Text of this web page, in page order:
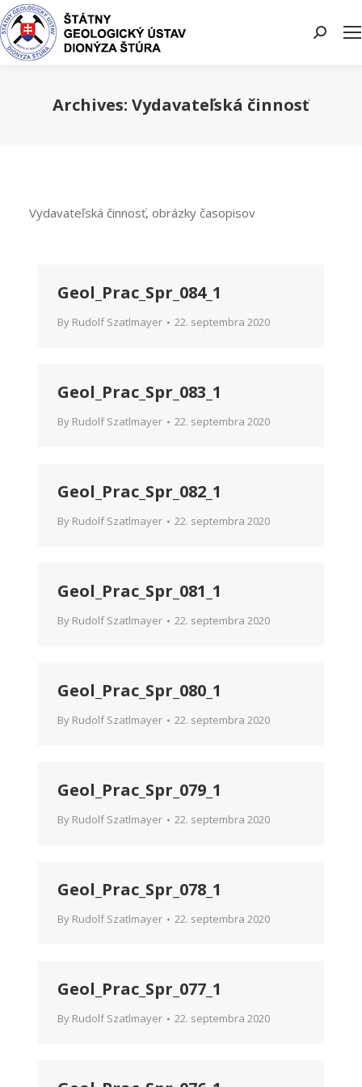
Search:
Archives: Vydavateľská činnosť
Vydavateľská činnosť, obrázky časopisov
Geol_Prac_Spr_084_1
By Rudolf Szatlmayer 22. septembra 2020
Geol_Prac_Spr_083_1
By Rudolf Szatlmayer 22. septembra 2020
Geol_Prac_Spr_082_1
By Rudolf Szatlmayer 22. septembra 2020
Geol_Prac_Spr_081_1
By Rudolf Szatlmayer 22. septembra 2020
Geol_Prac_Spr_080_1
By Rudolf Szatlmayer 22. septembra 2020
Geol_Prac_Spr_079_1
By Rudolf Szatlmayer 22. septembra 2020
Geol_Prac_Spr_078_1
By Rudolf Szatlmayer 22. septembra 2020
Geol_Prac_Spr_077_1
By Rudolf Szatlmayer 22. septembra 2020